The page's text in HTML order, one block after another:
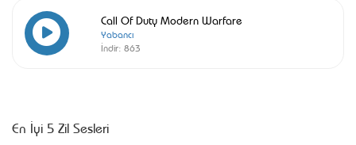
Call Of Duty Modern Warfare
Yabancı
İndir: 863
En İyi 5 Zil Sesleri